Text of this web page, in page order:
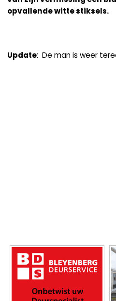
opvallende witte stiksels.
Update: De man is weer